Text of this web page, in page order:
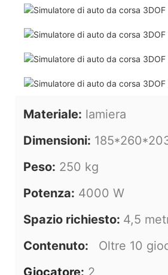
Materiale: lamiera
Dimensioni:
Peso: 250 kg
Potenza: 4000 W
Spazio richiesto: 4,5
Contenuto:
Oltre 10